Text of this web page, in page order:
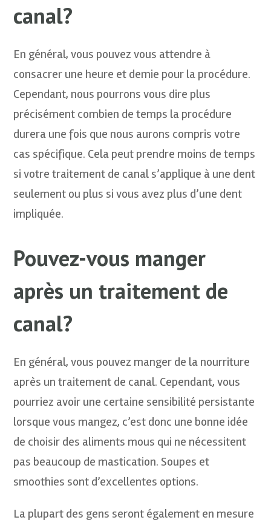
canal?
En général, vous pouvez vous attendre à
consacrer une heure et demie pour la procédure.
Cependant, nous pourrons vous dire plus
précisément combien de temps la procédure
durera une fois que nous aurons compris votre
cas spécifique. Cela peut prendre moins de temps
si votre traitement de canal s’applique à une dent
seulement ou plus si vous avez plus d’une dent
impliquée.
Pouvez-vous manger
après un traitement de
canal?
En général, vous pouvez manger de la nourriture
après un traitement de canal. Cependant, vous
pourriez avoir une certaine sensibilité persistante
lorsque vous mangez, c’est donc une bonne idée
de choisir des aliments mous qui ne nécessitent
pas beaucoup de mastication. Soupes et
smoothies sont d’excellentes options.
La plupart des gens seront également en mesure